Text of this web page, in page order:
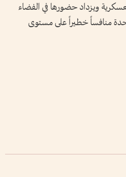
العسكرية ويزداد حضورها في الفضاء
منافساً خطيراً على مستوى